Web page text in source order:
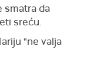
smatra da
sreću.
"ne valja